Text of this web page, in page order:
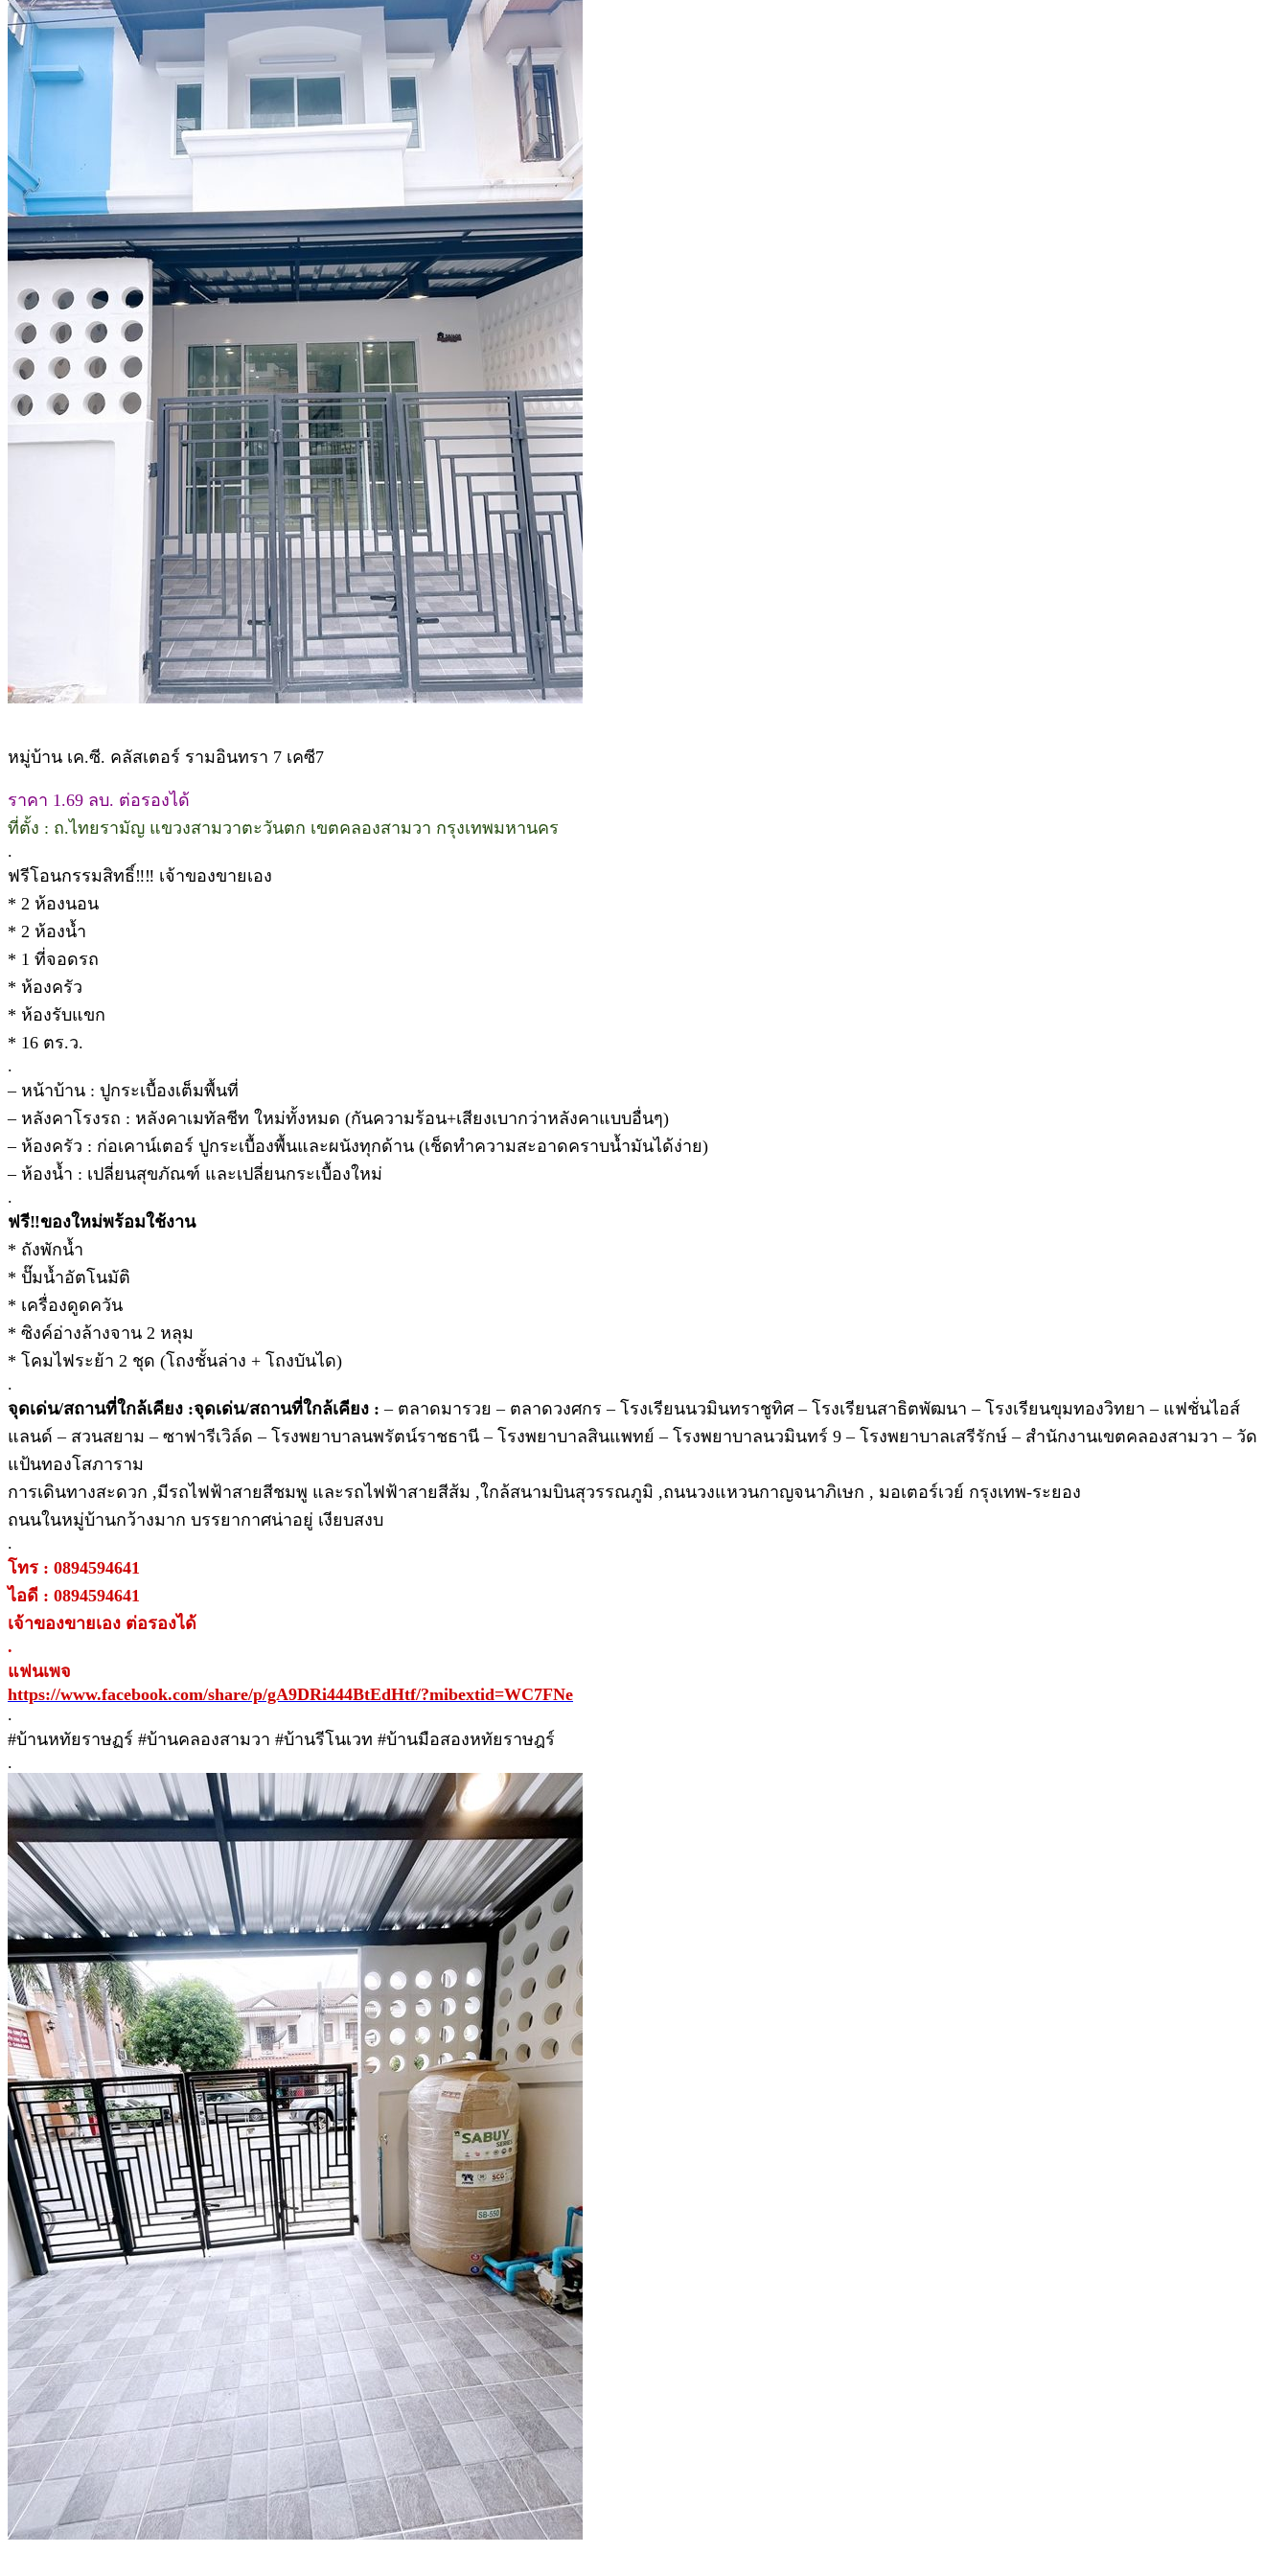
หมู่บ้าน เค.ซี. คลัสเตอร์ รามอินทรา 7 เคซี7
ราคา 1.69 ลบ. ต่อรองได้
ที่ตั้ง : ถ.ไทยรามัญ แขวงสามวาตะวันตก เขตคลองสามวา กรุงเทพมหานคร
.
ฟรีโอนกรรมสิทธิ์‼️‼️ เจ้าของขายเอง
* 2 ห้องนอน
* 2 ห้องน้ำ
* 1 ที่จอดรถ
* ห้องครัว
* ห้องรับแขก
* 16 ตร.ว.
.
– หน้าบ้าน : ปูกระเบื้องเต็มพื้นที่
– หลังคาโรงรถ : หลังคาเมทัลชีท ใหม่ทั้งหมด (กันความร้อน+เสียงเบากว่าหลังคาแบบอื่นๆ)
– ห้องครัว : ก่อเคาน์เตอร์ ปูกระเบื้องพื้นและผนังทุกด้าน (เช็ดทำความสะอาดคราบน้ำมันได้ง่าย)
– ห้องน้ำ : เปลี่ยนสุขภัณฑ์ และเปลี่ยนกระเบื้องใหม่
.
ฟรี‼️ของใหม่พร้อมใช้งาน
* ถังพักน้ำ
* ปั๊มน้ำอัตโนมัติ
* เครื่องดูดควัน
* ซิงค์อ่างล้างจาน 2 หลุม
* โคมไฟระย้า 2 ชุด (โถงชั้นล่าง + โถงบันได)
.
จุดเด่น/สถานที่ใกล้เคียง :จุดเด่น/สถานที่ใกล้เคียง : – ตลาดมารวย – ตลาดวงศกร – โรงเรียนนวมินทราชูทิศ – โรงเรียนสาธิตพัฒนา – โรงเรียนขุมทองวิทยา – แฟชั่นไอส์
แลนด์ – สวนสยาม – ซาฟารีเวิล์ด – โรงพยาบาลนพรัตน์ราชธานี – โรงพยาบาลสินแพทย์ – โรงพยาบาลนวมินทร์ 9 – โรงพยาบาลเสรีรักษ์ – สำนักงานเขตคลองสามวา – วัด
แป้นทองโสภาราม
การเดินทางสะดวก ,มีรถไฟฟ้าสายสีชมพู และรถไฟฟ้าสายสีส้ม ,ใกล้สนามบินสุวรรณภูมิ ,ถนนวงแหวนกาญจนาภิเษก , มอเตอร์เวย์ กรุงเทพ-ระยอง
ถนนในหมู่บ้านกว้างมาก บรรยากาศน่าอยู่ เงียบสงบ
.
โทร : 0894594641
ไอดี : 0894594641
เจ้าของขายเอง ต่อรองได้
.
แฟนเพจ
https://www.facebook.com/share/p/gA9DRi444BtEdHtf/?mibextid=WC7FNe
.
#บ้านหทัยราษฏร์ #บ้านคลองสามวา #บ้านรีโนเวท #บ้านมือสองหทัยราษฎร์
.